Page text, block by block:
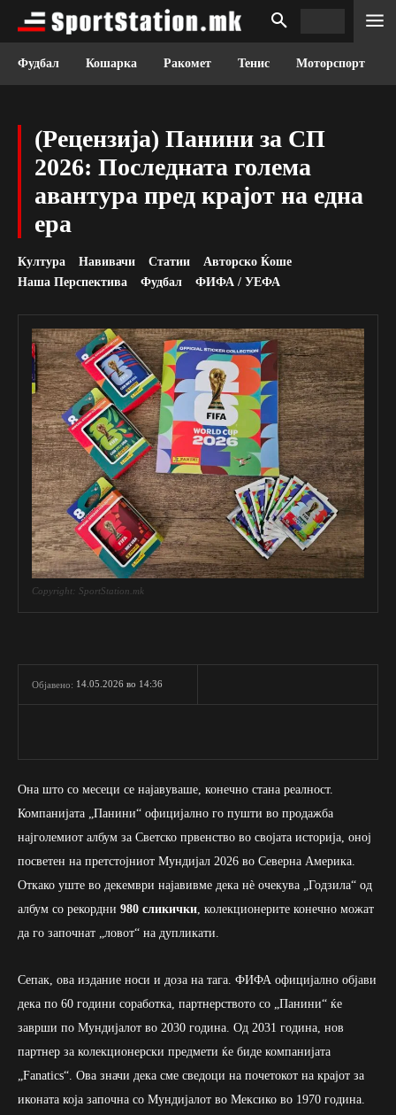
Фудбал Кошарка Ракомет Тенис Моторспорт
(Рецензија) Панини за СП
2026: Последната голема
авантура пред крајот на една
ера
Култура Навивачи Статии
Авторско Ќоше
Наша Перспектива
Фудбал ФИФА / УЕФА
Copyright: SportStation.mk
Објавено: 14.05.2026 во 14:36
Она што со месеци се најавуваше, конечно стана реалност.
Компанијата „Панини“ официјално го пушти во продажба
најголемиот албум за Светско првенство во својата историја, оној
посветен на претстојниот Мундијал 2026 во Северна Америка.
Откако уште во декември најавивме дека нè очекува „Годзила“ од
албум со рекордни 980 сликички , колекционерите конечно можат
да го започнат „ловот“ на дупликати.
Сепак, ова издание носи и доза на тага. ФИФА официјално објави
дека по 60 години соработка, партнерството со „Панини“ ќе
заврши по Мундијалот во 2030 година. Од 2031 година, нов
партнер за колекционерски предмети ќе биде компанијата
„Fanatics“. Ова значи дека сме сведоци на почетокот на крајот за
иконата која започна со Мундијалот во Мексико во 1970 година.